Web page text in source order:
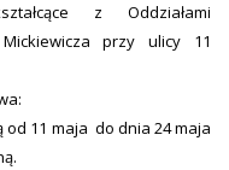
z Oddziałami
przy ulicy 11
od 11 maja do dnia 24 maja